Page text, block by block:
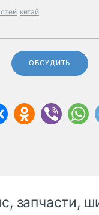
китай
ОБСУДИТЬ
запчасти,